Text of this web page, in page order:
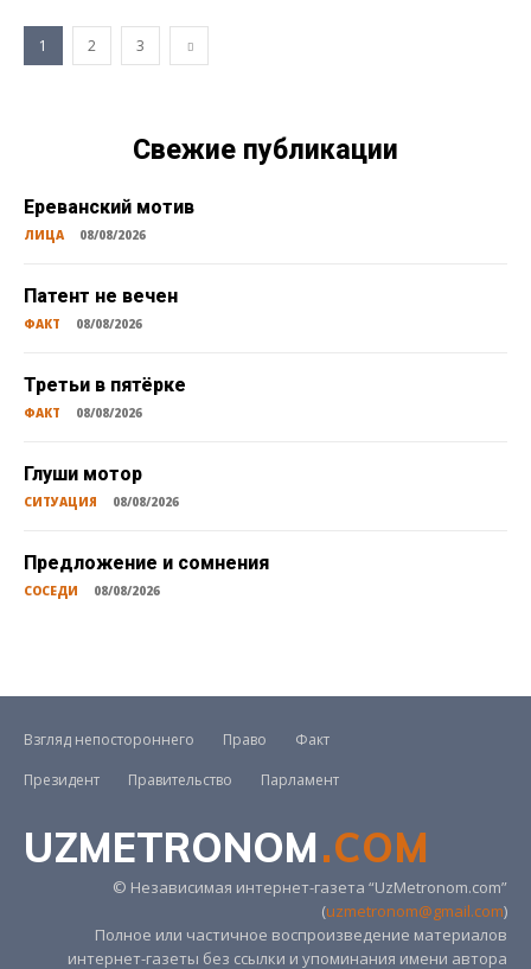
1 2 3
Свежие публикации
Ереванский мотив
ЛИЦА 08/08/2026
Патент не вечен
ФАКТ 08/08/2026
Третьи в пятёрке
ФАКТ 08/08/2026
Глуши мотор
СИТУАЦИЯ 08/08/2026
Предложение и сомнения
СОСЕДИ 08/08/2026
Взгляд непостороннего Право
Факт
Президент
Правительство Парламент
UZMETRONOM.COM
© Независимая интернет-газета “UzMetronom.com”
(uzmetronom@gmail.com)
Полное или частичное воспроизведение материалов
интернет-газеты без ссылки и упоминания имени автора